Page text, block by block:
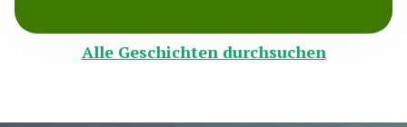
Alle Geschichten durchsuchen